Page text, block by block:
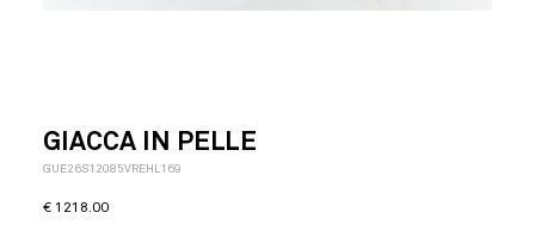
GIACCA IN PELLE
GUE26S12085VREHL169
€ 1218.00